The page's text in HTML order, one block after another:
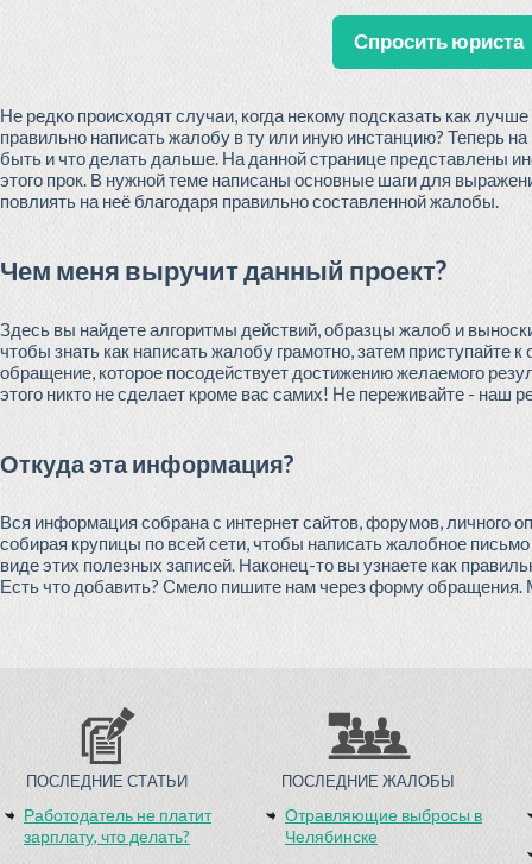
Спросить юриста
Не редко происходят случаи, когда некому подсказать как
правильно написать жалобу в ту или иную инстанцию? Теперь
быть и что делать дальше. На данной странице представлены
этого прок. В нужной теме написаны основные шаги для
повлиять на неё благодаря правильно составленной жалобы.
Чем меня выручит данный проект?
Здесь вы найдете алгоритмы действий, образцы жалоб и
чтобы знать как написать жалобу грамотно, затем приступайте
обращение, которое посодействует достижению желаемого
этого никто не сделает кроме вас самих! Не переживайте - наш
Откуда эта информация?
Вся информация собрана с интернет сайтов, форумов, личного
собирая крупицы по всей сети, чтобы написать жалобное
виде этих полезных записей. Наконец-то вы узнаете как
Есть что добавить? Смело пишите нам через форму
ПОСЛЕДНИЕ СТАТЬИ
Работодатель не платит
зарплату, что делать?
ПОСЛЕДНИЕ ЖАЛОБЫ
Отравляющие выбросы в
Челябинске